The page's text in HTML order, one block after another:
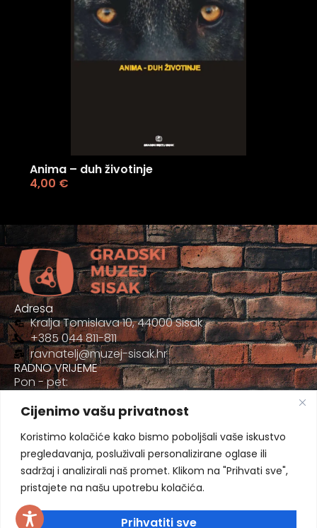
Cijenimo vašu privatnost
Koristimo kolačiće kako bismo poboljšali vaše iskustvo
pregledavanja, posluživali personalizirane oglase ili
sadržaj i analizirali naš promet. Klikom na "Prihvati sve",
pristajete na našu upotrebu kolačića.
Prihvatiti sve
Anima – duh životinje
4,00 €
Adresa
Kralja Tomislava 10, 44000 Sisak
+385 044 811-811
ravnatelj@muzej-sisak.hr
RADNO VRIJEME
Pon - pet:
Sub